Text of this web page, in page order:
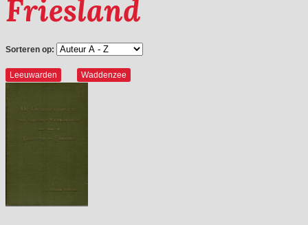
Friesland
Sorteren op:
Leeuwarden Waddenzee